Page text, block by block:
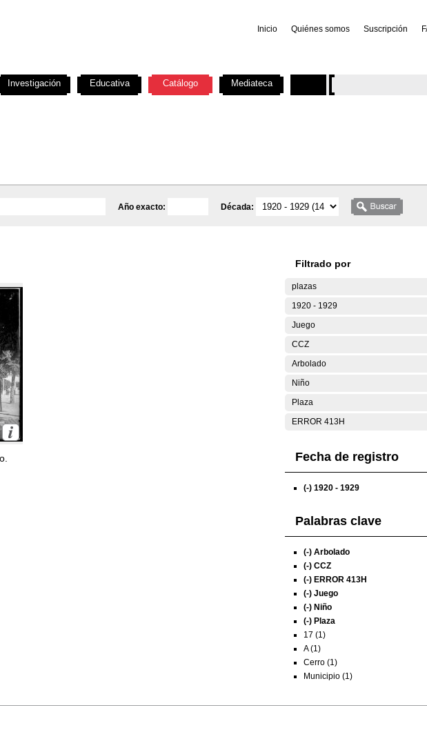
Inicio Quiénes somos Suscripción
Año exacto: Década:
Filtrado por
plazas
1920 - 1929
Juego
CCZ
Arbolado
Niño
Plaza
ERROR 413H
Fecha de registro
(-) 1920 - 1929
Palabras clave
(-) Arbolado
(-) CCZ
(-) ERROR 413H
(-) Juego
(-) Niño
(-) Plaza
17 (1)
A (1)
Cerro (1)
Municipio (1)
Investigación Educativa Catálogo Mediateca